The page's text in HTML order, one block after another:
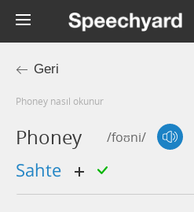
Geri
phoney nasıl okunur
Phoney /foʊni/
sahte